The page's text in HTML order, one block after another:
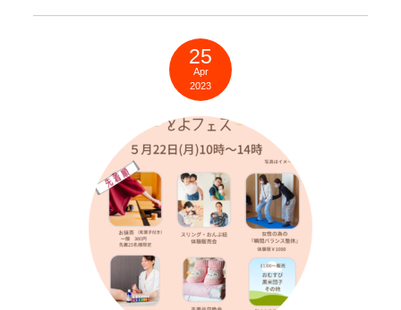
25
Apr
2023